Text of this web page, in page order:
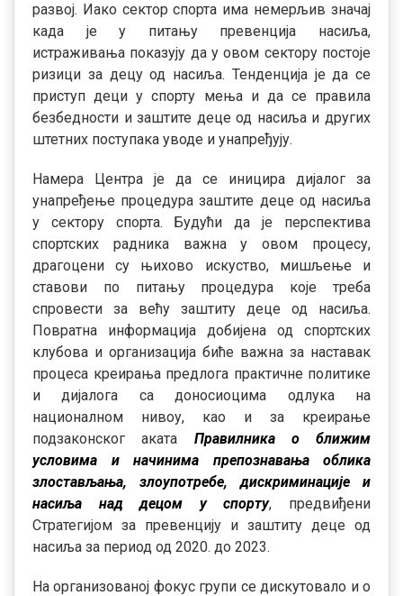
развој. Иако сектор спорта има немерљив значај
када је у питању превенција насиља,
истраживања показују да у овом сектору постоје
ризици за децу од насиља. Тенденција је да се
приступ деци у спорту мења и да се правила
безбедности и заштите деце од насиља и других
штетних поступака уводе и унапређују.
Намера Центра је да се иницира дијалог за
унапређење процедура заштите деце од насиља
у сектору спорта. Будући да је перспектива
спортских радника важна у овом процесу,
драгоцени су њихово искуство, мишљење и
ставови по питању процедура које треба
спровести за већу заштиту деце од насиља.
Повратна информација добијена од спортских
клубова и организација биће важна за наставак
процеса креирања предлога практичне политике
и дијалога са доносиоцима одлука на
националном нивоу, као и за креирање
подзаконског аката Правилника о ближим
условима и начинима препознавања облика
злостављања, злоупотребе, дискриминације и
насиља над децом у спорту, предвиђени
Стратегијом за превенцију и заштиту деце од
насиља за период од 2020. до 2023.
На организованој фокус групи се дискутовало и о